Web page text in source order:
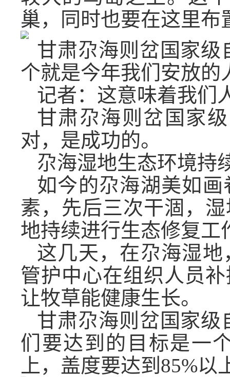
巢，同时也要在这里布
甘肃尕海则岔国家
个就是今年我们安放的
记者：这意味着我们
甘肃尕海则岔国家
对，是成功的。
尕海湿地生态环境持
如今的尕海湖美如
素，先后三次干涸，
地持续进行生态修复工
这几天，在尕海湿
管护中心在组织人员
让牧草能健康生长。
甘肃尕海则岔国家
们要达到的目标是一
上，盖度要达到85%以